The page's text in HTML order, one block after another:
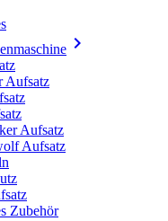

Aufsatz
Aufsatz
Aufsatz
Zubehör